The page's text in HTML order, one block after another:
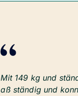
Mit 149 kg und
aß ständig und